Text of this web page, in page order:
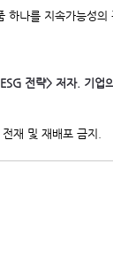
나를 지속가능성
ESG 전략> 저자. 기업
재 및 재배포 금지.